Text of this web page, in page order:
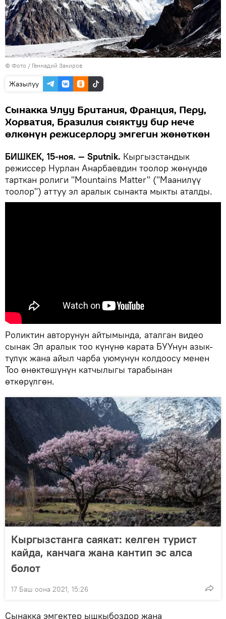
© Фото / Геннадий Закиров
Жазылуу
Сынакка Улуу Британия, Франция, Перу,
Хорватия, Бразилия сыяктуу бир нече
өлкөнүн режисерлору эмгегин жөнөткөн
БИШКЕК, 15-ноя. — Sputnik. Кыргызстандык
режиссер Нурлан Анарбаевдин тоолор жөнүндө
тарткан ролиги "Mountains Matter" ("Маанилүү
тоолор") аттуу эл аралык сынакта мыкты аталды.
Роликтин авторунун айтымында, аталган видео
сынак Эл аралык тоо күнүнө карата БУУнун азык-
түлүк жана айыл чарба уюмунун колдоосу менен
Тоо өнөктөшүнүн катчылыгы тарабынан
өткөрүлгөн.
Кыргызстанга саякат: келген турист
кайда, канчага жана кантип эс алса
болот
17 Баш оона 2021, 15:26
Сынакка эмгектер ышкыбоздор жана